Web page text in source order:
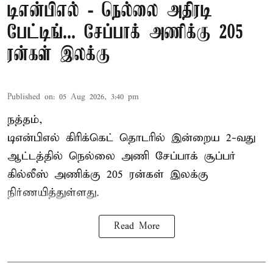
டிஎன்பிஎல் - நெல்லை அதிரடி
பேட்டிங்... சேப்பாக் அணிக்கு 205
ரன்கள் இலக்கு
Published on: 05 Aug 2026, 3:40 pm
நத்தம்,
டிஎன்பிஎல் கிரிக்கெட் தொடரில் இன்றைய 2-வது
ஆட்டத்தில் நெல்லை அணி சேப்பாக் சூப்பர்
கில்லீஸ் அணிக்கு 205 ரன்கள் இலக்கு
நிர்ணயித்துள்ளது.
Read More